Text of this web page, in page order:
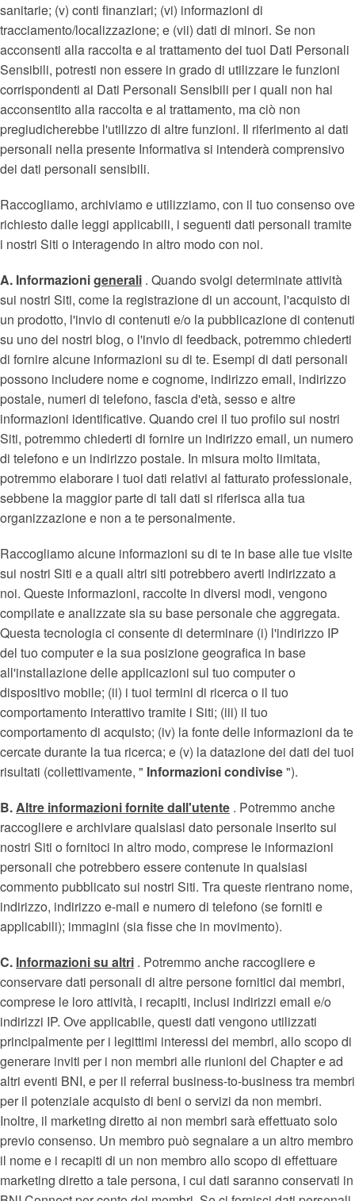
sanitarie; (v) conti finanziari; (vi) informazioni di
tracciamento/localizzazione; e (vii) dati di minori. Se non
acconsenti alla raccolta e al trattamento dei tuoi Dati Personali
Sensibili, potresti non essere in grado di utilizzare le funzioni
corrispondenti ai Dati Personali Sensibili per i quali non hai
acconsentito alla raccolta e al trattamento, ma ciò non
pregiudicherebbe l'utilizzo di altre funzioni. Il riferimento ai dati
personali nella presente Informativa si intenderà comprensivo
dei dati personali sensibili.
Raccogliamo, archiviamo e utilizziamo, con il tuo consenso ove
richiesto dalle leggi applicabili, i seguenti dati personali tramite
i nostri Siti o interagendo in altro modo con noi.
A. Informazionigenerali . Quando svolgi determinate attività
sui nostri Siti, come la registrazione di un account, l'acquisto di
un prodotto, l'invio di contenuti e/o la pubblicazione di contenuti
su uno dei nostri blog, o l'invio di feedback, potremmo chiederti
di fornire alcune informazioni su di te. Esempi di dati personali
possono includere nome e cognome, indirizzo email, indirizzo
postale, numeri di telefono, fascia d'età, sesso e altre
informazioni identificative. Quando crei il tuo profilo sui nostri
Siti, potremmo chiederti di fornire un indirizzo email, un numero
di telefono e un indirizzo postale. In misura molto limitata,
potremmo elaborare i tuoi dati relativi al fatturato professionale,
sebbene la maggior parte di tali dati si riferisca alla tua
organizzazione e non a te personalmente.
Raccogliamo alcune informazioni su di te in base alle tue visite
sui nostri Siti e a quali altri siti potrebbero averti indirizzato a
noi. Queste informazioni, raccolte in diversi modi, vengono
compilate e analizzate sia su base personale che aggregata.
Questa tecnologia ci consente di determinare (i) l'indirizzo IP
del tuo computer e la sua posizione geografica in base
all'installazione delle applicazioni sul tuo computer o
dispositivo mobile; (ii) i tuoi termini di ricerca o il tuo
comportamento interattivo tramite i Siti; (iii) il tuo
comportamento di acquisto; (iv) la fonte delle informazioni da te
cercate durante la tua ricerca; e (v) la datazione dei dati dei tuoi
risultati (collettivamente, " Informazioni condivise").
B.Altre informazioni fornite dall'utente . Potremmo anche
raccogliere e archiviare qualsiasi dato personale inserito sui
nostri Siti o fornitoci in altro modo, comprese le informazioni
personali che potrebbero essere contenute in qualsiasi
commento pubblicato sui nostri Siti. Tra queste rientrano nome,
indirizzo, indirizzo e-mail e numero di telefono (se forniti e
applicabili); immagini (sia fisse che in movimento).
C. Informazioni su altri . Potremmo anche raccogliere e
conservare dati personali di altre persone fornitici dai membri,
comprese le loro attività, i recapiti, inclusi indirizzi email e/o
indirizzi IP. Ove applicabile, questi dati vengono utilizzati
principalmente per i legittimi interessi dei membri, allo scopo di
generare inviti per i non membri alle riunioni del Chapter e ad
altri eventi BNI, e per il referral business-to-business tra membri
per il potenziale acquisto di beni o servizi da non membri.
Inoltre, il marketing diretto ai non membri sarà effettuato solo
previo consenso. Un membro può segnalare a un altro membro
il nome e i recapiti di un non membro allo scopo di effettuare
marketing diretto a tale persona, i cui dati saranno conservati in